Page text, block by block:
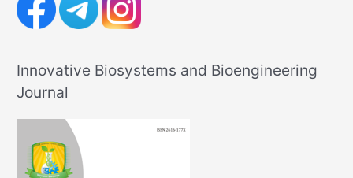
Innovative Biosystems and Bioengineering
Journal